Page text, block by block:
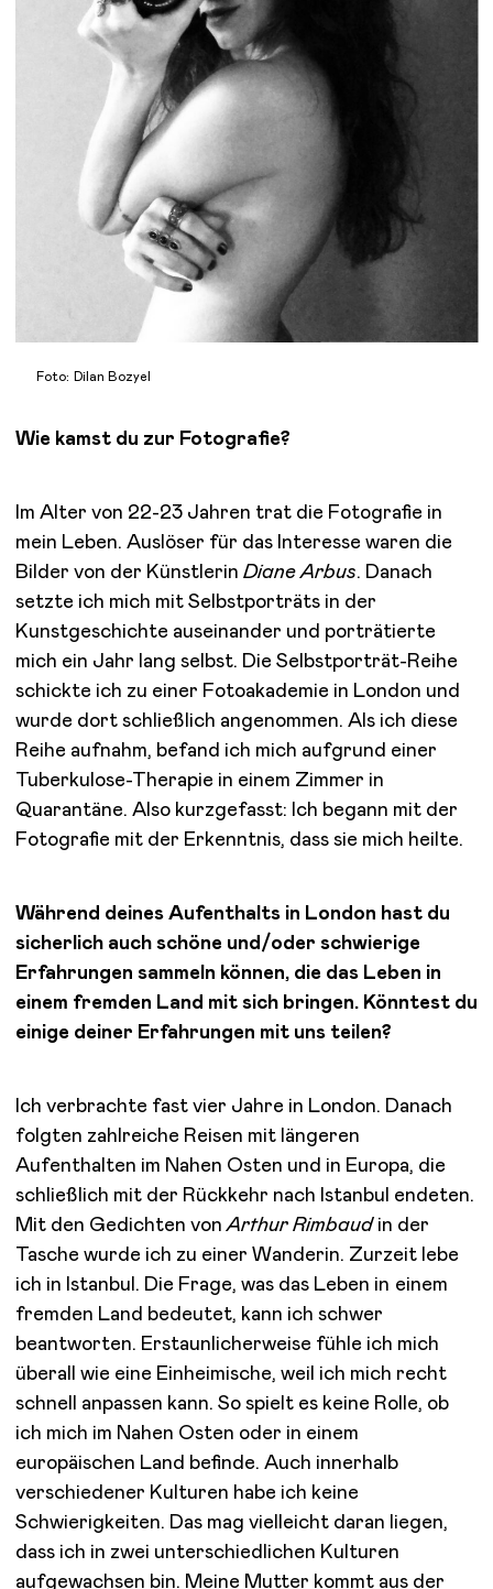
Foto: Dilan Bozyel
Wie kamst du zur Fotografie?
Im Alter von 22-23 Jahren trat die Fotografie in
mein Leben. Auslöser für das Interesse waren die
Bilder von der Künstlerin Diane Arbus. Danach
setzte ich mich mit Selbstporträts in der
Kunstgeschichte auseinander und porträtierte
mich ein Jahr lang selbst. Die Selbstporträt-Reihe
schickte ich zu einer Fotoakademie in London und
wurde dort schließlich angenommen. Als ich diese
Reihe aufnahm, befand ich mich aufgrund einer
Tuberkulose-Therapie in einem Zimmer in
Quarantäne. Also kurzgefasst: Ich begann mit der
Fotografie mit der Erkenntnis, dass sie mich heilte.
Während deines Aufenthalts in London hast du
sicherlich auch schöne und/oder schwierige
Erfahrungen sammeln können, die das Leben in
einem fremden Land mit sich bringen. Könntest du
einige deiner Erfahrungen mit uns teilen?
Ich verbrachte fast vier Jahre in London. Danach
folgten zahlreiche Reisen mit längeren
Aufenthalten im Nahen Osten und in Europa, die
schließlich mit der Rückkehr nach Istanbul endeten.
Mit den Gedichten vonArthur Rimbaudin der
Tasche wurde ich zu einer Wanderin. Zurzeit lebe
ich in Istanbul. Die Frage, was das Leben in einem
fremden Land bedeutet, kann ich schwer
beantworten. Erstaunlicherweise fühle ich mich
überall wie eine Einheimische, weil ich mich recht
schnell anpassen kann. So spielt es keine Rolle, ob
ich mich im Nahen Osten oder in einem
europäischen Land befinde. Auch innerhalb
verschiedener Kulturen habe ich keine
Schwierigkeiten. Das mag vielleicht daran liegen,
dass ich in zwei unterschiedlichen Kulturen
aufgewachsen bin. Meine Mutter kommt aus der